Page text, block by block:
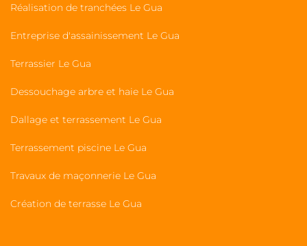
Réalisation de tranchées Le Gua
Entreprise d'assainissement Le Gua
Terrassier Le Gua
Dessouchage arbre et haie Le Gua
Dallage et terrassement Le Gua
Terrassement piscine Le Gua
Travaux de maçonnerie Le Gua
Création de terrasse Le Gua